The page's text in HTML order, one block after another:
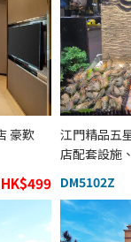
豪歎
HK$499
江門精品五
店配套設施
DM5102Z